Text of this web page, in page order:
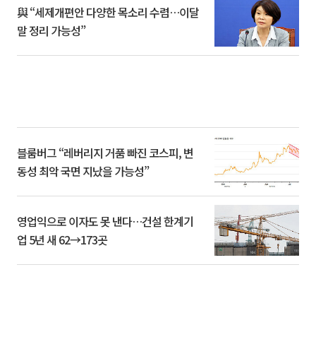
與 “세제개편안 다양한 목소리 수렴…이달
말 정리 가능성”
블룸버그 “레버리지 거품 빠진 코스피, 변
동성 최악 국면 지났을 가능성”
영업익으로 이자도 못 낸다…건설 한계기
업 5년 새 62→173곳